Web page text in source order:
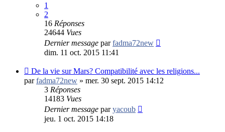
1
2
16 Réponses
24644 Vues
Dernier message parfadma72new
dim. 11 oct. 2015 11:41
De la vie sur Mars? Compatibilité avec les religions...
parfadma72new » mer. 30 sept. 2015 14:12
3 Réponses
14183 Vues
Dernier message paryacoub
jeu. 1 oct. 2015 14:18